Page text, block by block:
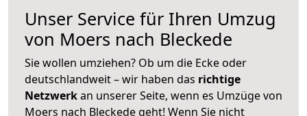
Unser Service für Ihren Umzug
von Moers nach Bleckede
Sie wollen umziehen? Ob um die Ecke oder
deutschlandweit – wir haben das richtige
Netzwerkan unserer Seite, wenn es Umzüge von
Moers nach Bleckede geht! Wenn Sie nicht